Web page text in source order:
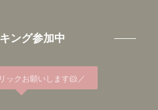
ング参加中
ックお願いします🐹／